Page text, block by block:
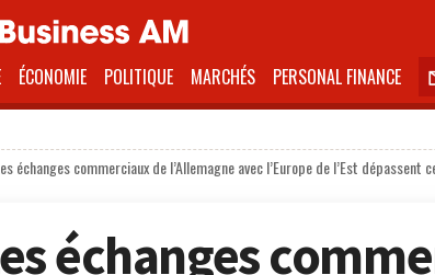
ÉCONOMIE POLITIQUE MARCHÉS PERSONAL FINANCE
échanges commerciaux de l’Allemagne avec l’Europe de l’Est dépassent
échanges